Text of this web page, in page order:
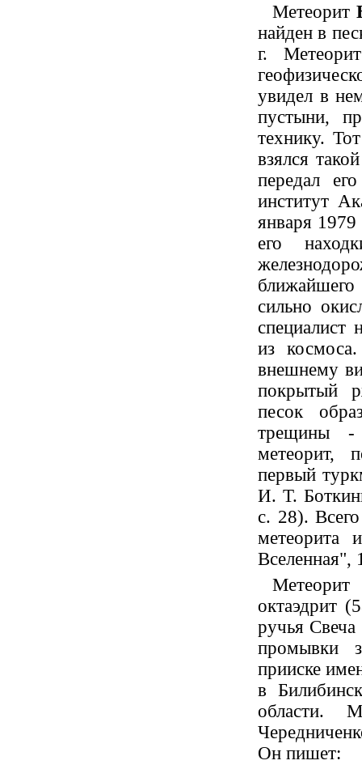
Метеорит
найден в
г.
увидел в
пустыни,
технику.
взялся
передал
институт
января
его
сильно
специалист
из
внешнему
покрытый
песок
трещины -
метеорит,
первый
И. Т.
с. 28).
метеорита
октаэдрит
ручья
промывки
прииске
в
области.
Он пишет: